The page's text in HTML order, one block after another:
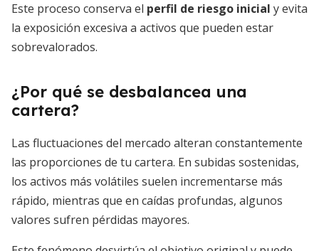
Este proceso conserva el perfil de riesgo inicial y evita
la exposición excesiva a activos que pueden estar
sobrevalorados.
¿Por qué se desbalancea una
cartera?
Las fluctuaciones del mercado alteran constantemente
las proporciones de tu cartera. En subidas sostenidas,
los activos más volátiles suelen incrementarse más
rápido, mientras que en caídas profundas, algunos
valores sufren pérdidas mayores.